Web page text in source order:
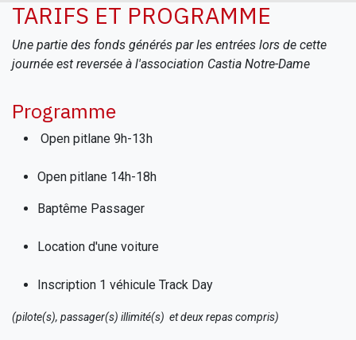
TARIFS ET PROGRAMME
Une partie des fonds générés par les entrées lors de cette
journée est reversée à l'association Castia Notre-Dame
Programme
Open pitlane 9h-13h
Open pitlane 14h-18h
Baptême Passager
Location d'une voiture
Inscription 1 véhicule Track Day
(pilote(s), passager(s) illimité(s) et deux repas compris)